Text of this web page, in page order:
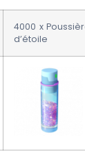
4000 x
d’étoile